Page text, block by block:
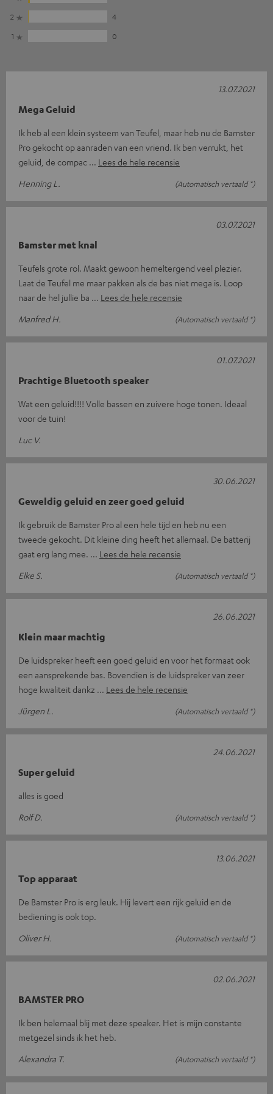
2
4
1
0
Mega Geluid
Ik heb al een klein systeem van Teufel, maar heb nu de Bamster
Pro gekocht op aanraden van een vriend. Ik ben verrukt, het
geluid, de compac
Lees de hele recensie
Henning L.
(Automatisch vertaald *)
13.07.2021
Bamster met knal
Teufels grote rol. Maakt gewoon hemeltergend veel plezier.
Laat de Teufel me maar pakken als de bas niet mega is. Loop
naar de hel jullie ba
Lees de hele recensie
Manfred H.
(Automatisch vertaald *)
03.07.2021
Prachtige Bluetooth speaker
Wat een geluid!!!! Volle bassen en zuivere hoge tonen. Ideaal
voor de tuin!
Luc V.
01.07.2021
Geweldig geluid en zeer goed geluid
Ik gebruik de Bamster Pro al een hele tijd en heb nu een
tweede gekocht. Dit kleine ding heeft het allemaal. De batterij
gaat erg lang mee.
Lees de hele recensie
Elke S.
(Automatisch vertaald *)
30.06.2021
Klein maar machtig
De luidspreker heeft een goed geluid en voor het formaat ook
een aansprekende bas. Bovendien is de luidspreker van zeer
hoge kwaliteit dankz
Lees de hele recensie
Jürgen L.
(Automatisch vertaald *)
26.06.2021
Super geluid
alles is goed
Rolf D.
(Automatisch vertaald *)
24.06.2021
Top apparaat
De Bamster Pro is erg leuk. Hij levert een rijk geluid en de
bediening is ook top.
Oliver H.
(Automatisch vertaald *)
13.06.2021
BAMSTER PRO
Ik ben helemaal blij met deze speaker. Het is mijn constante
metgezel sinds ik het heb.
Alexandra T.
(Automatisch vertaald *)
02.06.2021